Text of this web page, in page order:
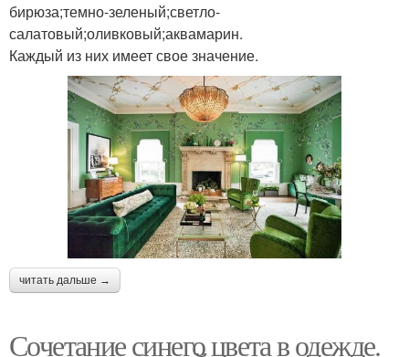
бирюза;темно-зеленый;светло-
салатовый;оливковый;аквамарин.
Каждый из них имеет свое значение.
читать дальше →
Сочетание синего цвета в одежде.